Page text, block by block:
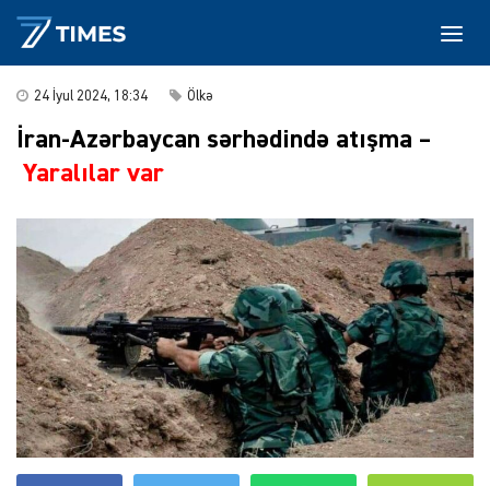
24 İyul 2024, 18:34 Ölkə
İran-Azərbaycan sərhədində atışma –
Yaralılar var